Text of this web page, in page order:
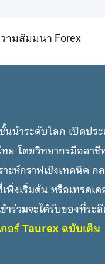
ามสัมมนา Forex
นำระดับโลก เปิดปร
ย โดยวิทยากรมืออา
ห์กราฟเชิงเทคนิค ก
งเริ่มต้น หรือเทรดเ
าร่วมจะได้รับของที่ร
กอร์ Taurex ฉบับเต็ม